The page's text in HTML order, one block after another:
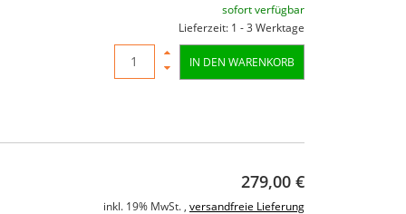
sofort verfügbar
Lieferzeit: 1 - 3 Werktage
IN DEN WARENKORB
279,00 €
inkl. 19% MwSt. , versandfreie Lieferung
Watt 15"/1.4" FIR-Phase
899,00 € 949,00 €